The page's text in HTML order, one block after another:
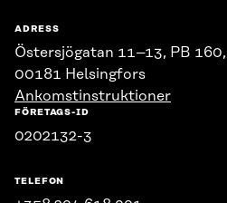
ADRESS
Östersjögatan 11–13, PB 160,
00181 Helsingfors
Ankomstinstruktioner
FÖRETAGS-ID
0202132-3
TELEFON